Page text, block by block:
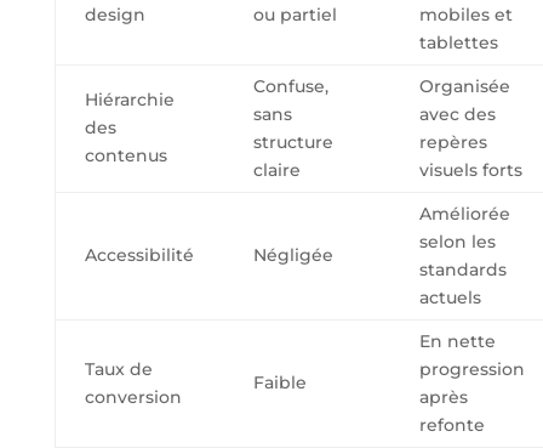
design
ou partiel
mobiles et
tablettes
Hiérarchie
des
contenus
Confuse,
sans
structure
claire
Organisée
avec des
repères
visuels forts
Accessibilité Négligée
Améliorée
selon les
standards
actuels
Taux de
conversion
Faible
En nette
progression
après
refonte